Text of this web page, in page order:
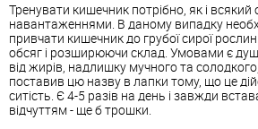
Тренувати кишечник потрібно, як і
навантаженнями. В даному випадку
привчати кишечник до грубої сирої
обсяг і розширюючи склад. Умовами є
від жирів, надлишку мучного та
поставив цю назву в лапки тому, що це
ситість. Є 4-5 разів на день і завжди
відчуттям - ще б трошки.